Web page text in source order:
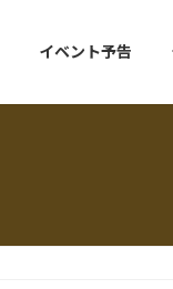
イベント予告